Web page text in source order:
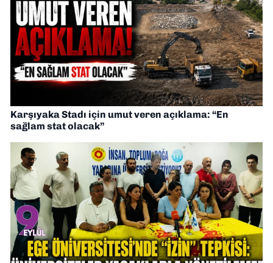
Karşıyaka Stadı için umut veren açıklama: “En
sağlam stat olacak”